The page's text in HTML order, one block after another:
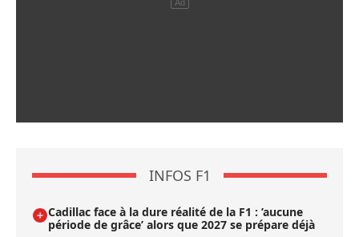
INFOS F1
Cadillac face à la dure réalité de la F1 : ’aucune
période de grâce’ alors que 2027 se prépare déjà